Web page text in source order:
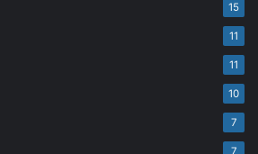
15
11
11
10
7